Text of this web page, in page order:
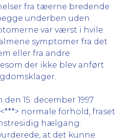
fra tæerne bredende
underben uden
var værst i hvile.
symptomer fra det
eller fra andre
der ikke blev anført
15. december 1997
normale forhold, fraset
hælgang.
at det kunne